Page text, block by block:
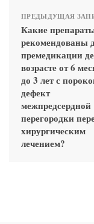
ПРЕДЫДУЩАЯ
Какие
рекомендованы
премедикации
возрасте от 6
до 3 лет с
дефект
межпредсердной
перегородки
хирургическим
лечением?